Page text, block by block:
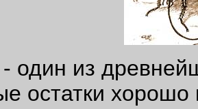
один из
остатки